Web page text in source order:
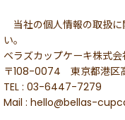
当社の個人情報の取扱に
い。
ベラズカップケーキ株式会
〒108-0074 東京都港区
TEL : 03-6447-7279
Mail : hello@bellas-